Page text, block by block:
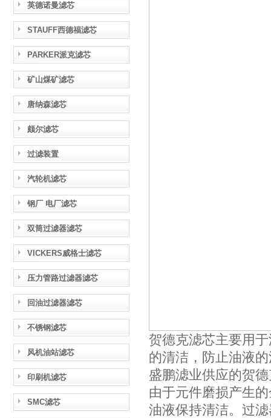
英德诺曼滤芯
STAUFF西德福滤芯
PARKER派克滤芯
矿山煤矿滤芯
唐纳森滤芯
颇尔滤芯
过滤装置
汽轮机滤芯
钢厂 电厂滤芯
双筒过滤器滤芯
VICKERS威格士滤芯
压力管路过滤器滤芯
回油过滤器滤芯
不锈钢滤芯
风机油站滤芯
印刷机滤芯
SMC滤芯
贺德克滤芯主要用
的清洁，防止油液
盛鹏滤业供应的贺
由于元件磨损产生
油液保持清洁。过